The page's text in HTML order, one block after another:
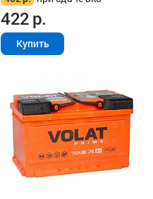
422р.
Купить